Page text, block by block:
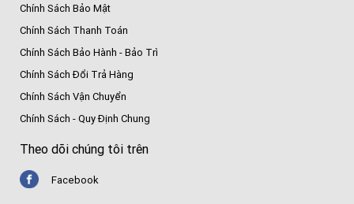
Chính Sách Bảo Mật
Chính Sách Thanh Toán
Chính Sách Bảo Hành - Bảo Trì
Chính Sách Đổi Trả Hàng
Chính Sách Vận Chuyển
Chính Sách - Quy Định Chung
Theo dõi chúng tôi trên
Facebook